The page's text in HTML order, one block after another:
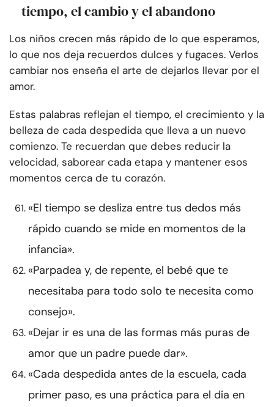
tiempo, el cambio y el abandono
Los niños crecen más rápido de lo que esperamos,
lo que nos deja recuerdos dulces y fugaces. Verlos
cambiar nos enseña el arte de dejarlos llevar por el
amor.
Estas palabras reflejan el tiempo, el crecimiento y la
belleza de cada despedida que lleva a un nuevo
comienzo. Te recuerdan que debes reducir la
velocidad, saborear cada etapa y mantener esos
momentos cerca de tu corazón.
«El tiempo se desliza entre tus dedos más
rápido cuando se mide en momentos de la
infancia».
«Parpadea y, de repente, el bebé que te
necesitaba para todo solo te necesita como
consejo».
«Dejar ir es una de las formas más puras de
amor que un padre puede dar».
«Cada despedida antes de la escuela, cada
primer paso, es una práctica para el día en